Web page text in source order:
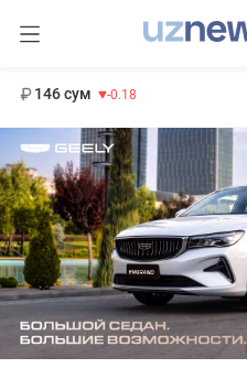
146 сум -0.18